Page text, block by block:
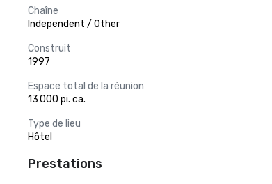
Chaîne
Independent / Other
Construit
1997
Espace total de la réunion
13 000 pi. ca.
Type de lieu
Hôtel
Prestations